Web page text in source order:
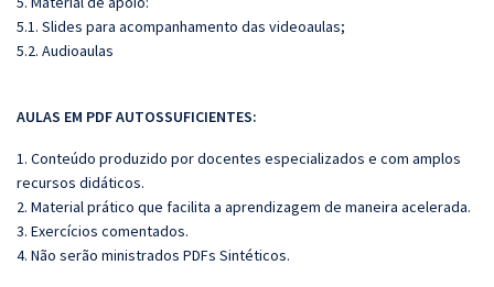
5.1. Slides para acompanhamento das videoaulas;
5.2. Audioaulas
AULAS EM PDF AUTOSSUFICIENTES:
1. Conteúdo produzido por docentes especializados e com amplos
recursos didáticos.
2. Material prático que facilita a aprendizagem de maneira acelerada.
3. Exercícios comentados.
4. Não serão ministrados PDFs Sintéticos.